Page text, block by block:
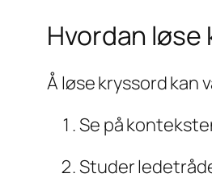
Hvordan løse
Å løse kryssord kan
Se på
Studer